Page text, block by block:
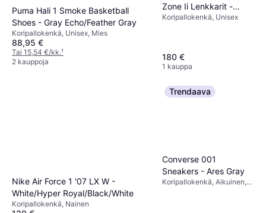
Puma Hali 1 Smoke Basketball
Shoes - Gray Echo/Feather Gray
Koripallokenkä, Unisex, Mies
88,95 €
Tai 15,54 €/kk.¹
2 kauppoja
Zone Ii Lenkkarit -
White/Black/Gold
Koripallokenkä, Unisex
180 €
1 kauppa
Nike Air Force 1 '07 LX W -
White/Hyper Royal/Black/White
Koripallokenkä, Nainen
Trendaava
Converse 001
Sneakers - Ares Gray
Koripallokenkä, Aikuinen,